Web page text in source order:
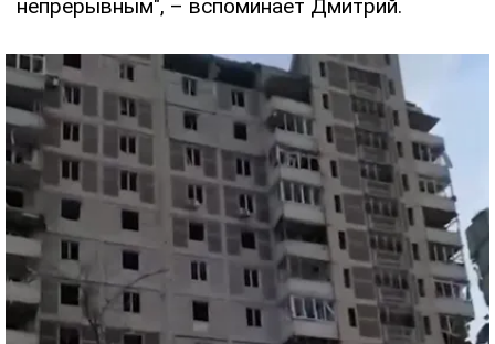
непрерывным", – вспоминает Дмитрий.